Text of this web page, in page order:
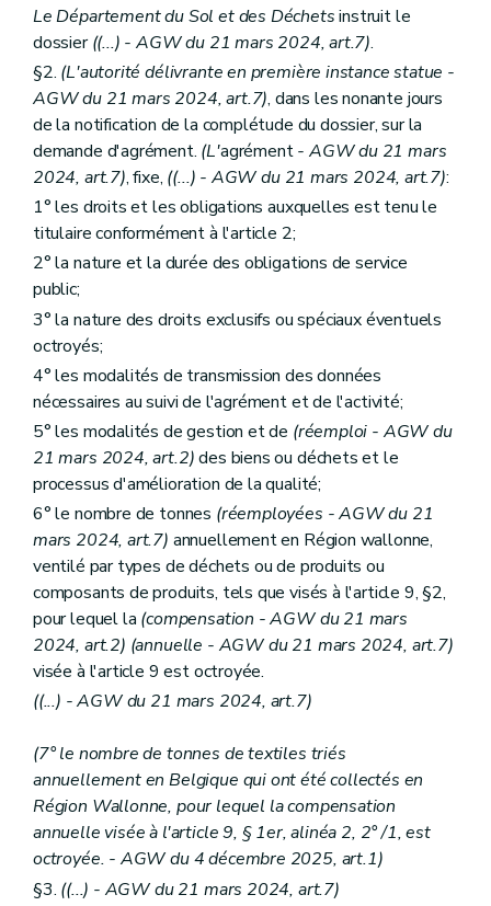
Le Département du Sol et des Déchetsinstruit le
dossier((...) - AGW du 21 mars 2024, art.7).
§2. (L'autorité délivrante en première instance statue -
AGW du 21 mars 2024, art.7), dans les nonante jours
de la notification de la complétude du dossier, sur la
demande d'agrément. (L'agrément- AGW du 21 mars
2024, art.7), fixe, ((...) - AGW du 21 mars 2024, art.7):
1° les droits et les obligations auxquelles est tenu le
titulaire conformément à l'article 2;
2° la nature et la durée des obligations de service
public;
3° la nature des droits exclusifs ou spéciaux éventuels
octroyés;
4° les modalités de transmission des données
nécessaires au suivi de l'agrément et de l'activité;
5° les modalités de gestion et de (réemploi - AGW du
21 mars 2024, art.2)des biens ou déchets et le
processus d'amélioration de la qualité;
6° le nombre de tonnes (réemployées - AGW du 21
mars 2024, art.7) annuellement en Région wallonne,
ventilé par types de déchets ou de produits ou
composants de produits, tels que visés à l'article 9, §2,
pour lequel la (compensation - AGW du 21 mars
2024, art.2) (annuelle - AGW du 21 mars 2024, art.7)
visée à l'article 9 est octroyée.
((...) - AGW du 21 mars 2024, art.7)
(7° le nombre de tonnes de textiles triés
annuellement en Belgique qui ont été collectés en
Région Wallonne, pour lequel la compensation
annuelle visée à l'article 9, § 1er, alinéa 2, 2° /1, est
octroyée. - AGW du 4 décembre 2025, art.1)
§3. ((...) - AGW du 21 mars 2024, art.7)